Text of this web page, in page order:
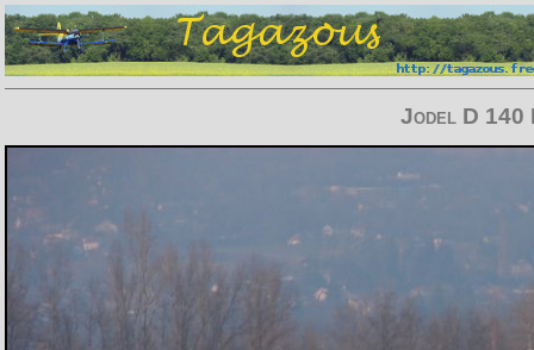
Jodel D 140